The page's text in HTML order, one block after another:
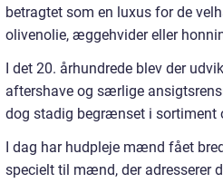
betragtet som en luxus for de
olivenolie, æggehvider eller
I det 20. århundrede blev der
aftershave og særlige
dog stadig begrænset i sortiment
I dag har hudpleje mænd fået
specielt til mænd, der adresserer